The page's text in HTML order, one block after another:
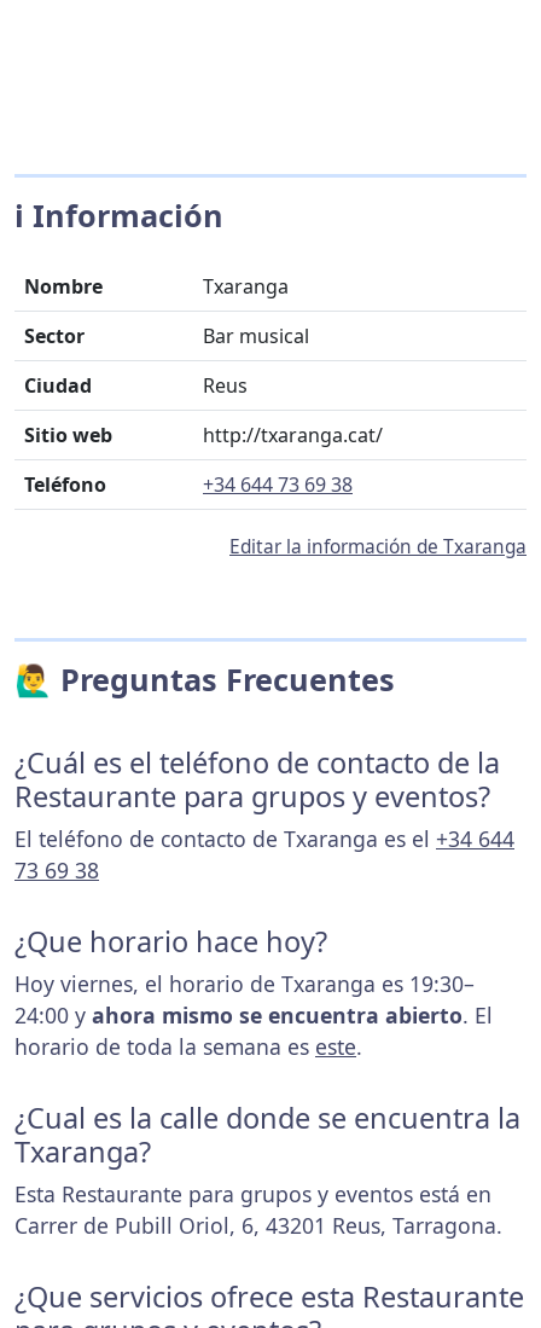
ℹ️ Información
Nombre
Txaranga
Sector
Bar musical
Ciudad
Reus
Sitio web
http://txaranga.cat/
Teléfono
+34 644 73 69 38
Editar la información de Txaranga
🙋‍♂️ Preguntas Frecuentes
¿Cuál es el teléfono de contacto de la
Restaurante para grupos y eventos?
El teléfono de contacto de Txaranga es el +34 644
73 69 38
¿Que horario hace hoy?
Hoy viernes, el horario de Txaranga es 19:30–
24:00 y ahora mismo se encuentra abierto. El
horario de toda la semana es este.
¿Cual es la calle donde se encuentra la
Txaranga?
Esta Restaurante para grupos y eventos está en
Carrer de Pubill Oriol, 6, 43201 Reus, Tarragona.
¿Que servicios ofrece esta Restaurante